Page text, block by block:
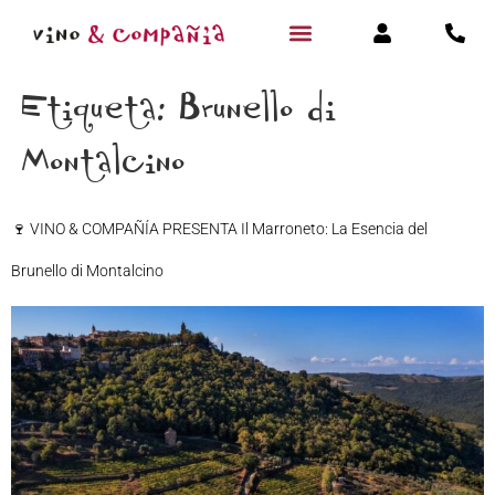
Etiqueta: Brunello di
Montalcino
🍷 VINO & COMPAÑÍA PRESENTA Il Marroneto: La Esencia del
Brunello di Montalcino